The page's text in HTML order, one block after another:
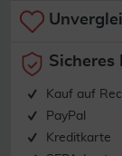
Sicheres
Kauf auf
PayPal
Kreditkarte